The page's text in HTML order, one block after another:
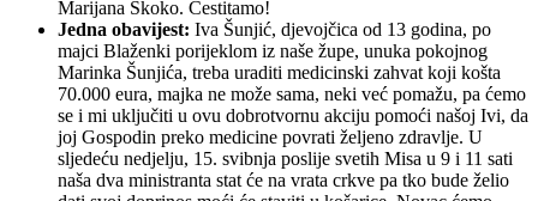
Marijana Skoko. Čestitamo!
Jedna obavijest: Iva Šunjić, djevojčica od 13 godina, po
majci Blaženki porijeklom iz naše župe, unuka pokojnog
Marinka Šunjića, treba uraditi medicinski zahvat koji košta
70.000 eura, majka ne može sama, neki već pomažu, pa ćemo
se i mi uključiti u ovu dobrotvornu akciju pomoći našoj Ivi, da
joj Gospodin preko medicine povrati željeno zdravlje. U
sljedeću nedjelju, 15. svibnja poslije svetih Misa u 9 i 11 sati
naša dva ministranta stat će na vrata crkve pa tko bude želio